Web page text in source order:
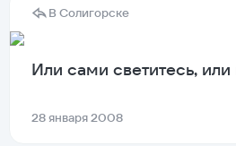
В Солигорске
Или сами светитесь,
28 января 2008